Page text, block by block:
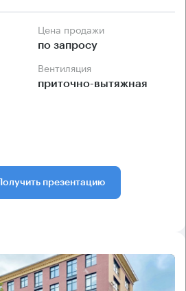
Цена продажи
по запросу
Вентиляция
приточно-вытяжная
Получить презентацию